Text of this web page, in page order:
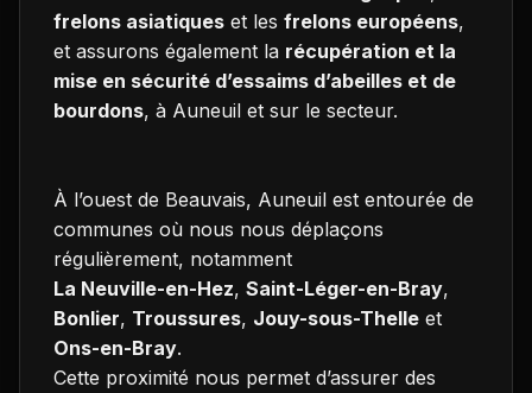
frelons asiatiques et les frelons européens,
et assurons également la récupération et la
mise en sécurité d’essaims d’abeilles et de
bourdons, à Auneuil et sur le secteur.
À l’ouest de Beauvais, Auneuil est entourée de
communes où nous nous déplaçons
régulièrement, notamment
La Neuville-en-Hez, Saint-Léger-en-Bray,
Bonlier, Troussures, Jouy-sous-Thelle et
Ons-en-Bray.
Cette proximité nous permet d’assurer des